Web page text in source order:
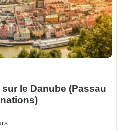
le Danube (Passau